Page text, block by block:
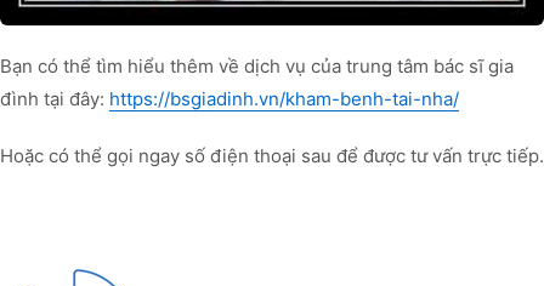
Bạn có thể tìm hiểu thêm về dịch vụ của trung tâm bác sĩ gia
đình tại đây: https://bsgiadinh.vn/kham-benh-tai-nha/
Hoặc có thể gọi ngay số điện thoại sau để được tư vấn trực tiếp.